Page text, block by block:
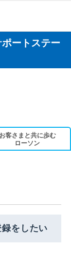
ートステー
お客さまと共に歩む
ローソン
をしたい